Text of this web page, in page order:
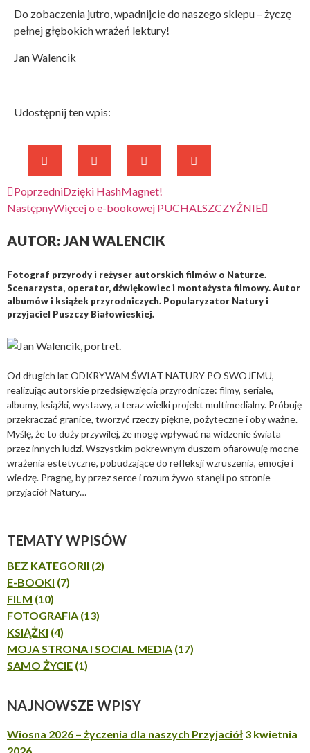
Do zobaczenia jutro, wpadnijcie do naszego sklepu – życzę
pełnej głębokich wrażeń lektury!
Jan Walencik
Udostępnij ten wpis:
PoprzedniDzięki HashMagnet!
NastępnyWięcej o e-bookowej PUCHALSZCZYŹNIE
AUTOR: JAN WALENCIK
Fotograf przyrody i reżyser autorskich filmów o Naturze.
Scenarzysta, operator, dźwiękowiec i montażysta filmowy. Autor
albumów i książek przyrodniczych. Popularyzator Natury i
przyjaciel Puszczy Białowieskiej.
Od długich lat ODKRYWAM ŚWIAT NATURY PO SWOJEMU,
realizując autorskie przedsięwzięcia przyrodnicze: filmy, seriale,
albumy, książki, wystawy, a teraz wielki projekt multimedialny. Próbuję
przekraczać granice, tworzyć rzeczy piękne, pożyteczne i oby ważne.
Myślę, że to duży przywilej, że mogę wpływać na widzenie świata
przez innych ludzi. Wszystkim pokrewnym duszom ofiarowuję mocne
wrażenia estetyczne, pobudzające do refleksji wzruszenia, emocje i
wiedzę. Pragnę, by przez serce i rozum żywo stanęli po stronie
przyjaciół Natury…
TEMATY WPISÓW
BEZ KATEGORII (2)
E-BOOKI (7)
FILM (10)
FOTOGRAFIA (13)
KSIĄŻKI (4)
MOJA STRONA I SOCIAL MEDIA (17)
SAMO ŻYCIE (1)
NAJNOWSZE WPISY
Wiosna 2026 – życzenia dla naszych Przyjaciół 3 kwietnia